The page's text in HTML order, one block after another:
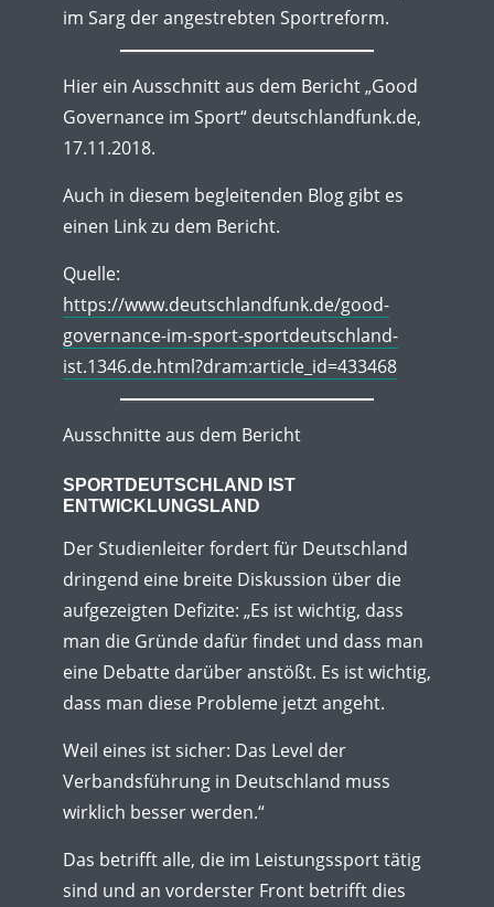
im Sarg der angestrebten Sportreform.
Hier ein Ausschnitt aus dem Bericht „Good
Governance im Sport“ deutschlandfunk.de,
17.11.2018.
Auch in diesem begleitenden Blog gibt es
einen Link zu dem Bericht.
Quelle:
https://www.deutschlandfunk.de/good-
governance-im-sport-sportdeutschland-
ist.1346.de.html?dram:article_id=433468
Ausschnitte aus dem Bericht
SPORTDEUTSCHLAND IST
ENTWICKLUNGSLAND
Der Studienleiter fordert für Deutschland
dringend eine breite Diskussion über die
aufgezeigten Defizite: „Es ist wichtig, dass
man die Gründe dafür findet und dass man
eine Debatte darüber anstößt. Es ist wichtig,
dass man diese Probleme jetzt angeht.
Weil eines ist sicher: Das Level der
Verbandsführung in Deutschland muss
wirklich besser werden.“
Das betrifft alle, die im Leistungssport tätig
sind und an vorderster Front betrifft dies